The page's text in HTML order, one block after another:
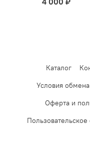
Каталог
Условия
Оферта и